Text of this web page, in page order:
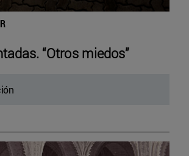
“Otros miedos”